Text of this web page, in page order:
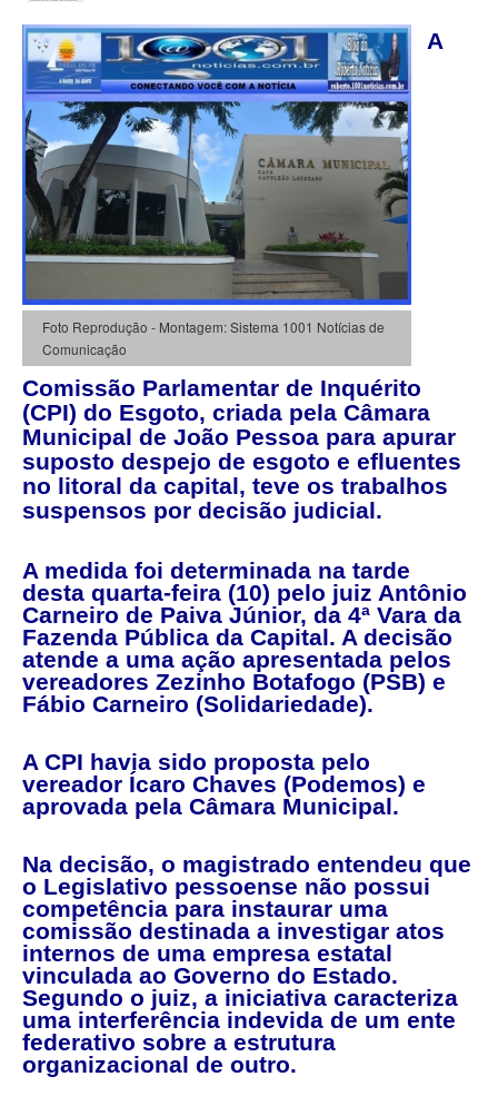
Foto Reprodução - Montagem: Sistema 1001 Notícias de
Comunicação
A
Comissão Parlamentar de Inquérito
(CPI) do Esgoto, criada pela Câmara
Municipal de João Pessoa para apurar
suposto despejo de esgoto e efluentes
no litoral da capital, teve os trabalhos
suspensos por decisão judicial.
A medida foi determinada na tarde
desta quarta-feira (10) pelo juiz Antônio
Carneiro de Paiva Júnior, da 4ª Vara da
Fazenda Pública da Capital. A decisão
atende a uma ação apresentada pelos
vereadores Zezinho Botafogo (PSB) e
Fábio Carneiro (Solidariedade).
A CPI havia sido proposta pelo
vereador Ícaro Chaves (Podemos) e
aprovada pela Câmara Municipal.
Na decisão, o magistrado entendeu que
o Legislativo pessoense não possui
competência para instaurar uma
comissão destinada a investigar atos
internos de uma empresa estatal
vinculada ao Governo do Estado.
Segundo o juiz, a iniciativa caracteriza
uma interferência indevida de um ente
federativo sobre a estrutura
organizacional de outro.